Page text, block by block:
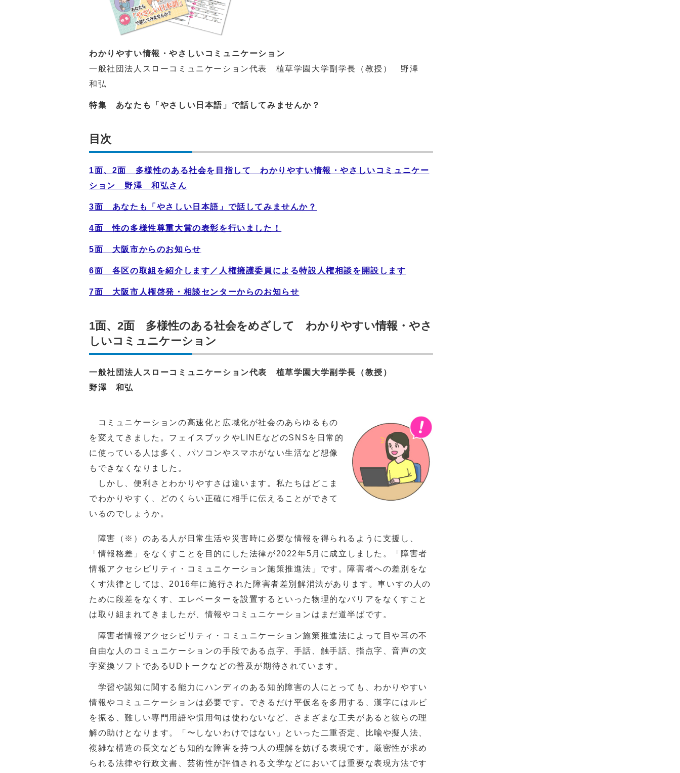
わかりやすい情報・やさしいコミュニケーション
一般社団法人スローコミュニケーション代表 植草学園大学副学長（教授） 野澤
和弘
特集 あなたも「やさしい日本語」で話してみませんか？
目次
1面、2面 多様性のある社会を目指して わかりやすい情報・やさしいコミュニケー
ション 野澤 和弘さん
3面 あなたも「やさしい日本語」で話してみませんか？
4面 性の多様性尊重大賞の表彰を行いました！
5面 大阪市からのお知らせ
6面 各区の取組を紹介します／人権擁護委員による特設人権相談を開設します
7面 大阪市人権啓発・相談センターからのお知らせ
1面、2面 多様性のある社会をめざして わかりやすい情報・やさ
しいコミュニケーション
一般社団法人スローコミュニケーション代表 植草学園大学副学長（教授）
野澤 和弘
コミュニケーションの高速化と広域化が社会のあらゆるもの
を変えてきました。フェイスブックやLINEなどのSNSを日常的
に使っている人は多く、パソコンやスマホがない生活など想像
もできなくなりました。
しかし、便利さとわかりやすさは違います。私たちはどこま
でわかりやすく、どのくらい正確に相手に伝えることができて
いるのでしょうか。
障害（※）のある人が日常生活や災害時に必要な情報を得られるように支援し、
「情報格差」をなくすことを目的にした法律が2022年5月に成立しました。「障害者
情報アクセシビリティ・コミュニケーション施策推進法」です。障害者への差別をな
くす法律としては、2016年に施行された障害者差別解消法があります。車いすの人の
ために段差をなくす、エレベーターを設置するといった物理的なバリアをなくすこと
は取り組まれてきましたが、情報やコミュニケーションはまだ道半ばです。
障害者情報アクセシビリティ・コミュニケーション施策推進法によって目や耳の不
自由な人のコミュニケーションの手段である点字、手話、触手話、指点字、音声の文
字変換ソフトであるUDトークなどの普及が期待されています。
学習や認知に関する能力にハンディのある知的障害の人にとっても、わかりやすい
情報やコミュニケーションは必要です。できるだけ平仮名を多用する、漢字にはルビ
を振る、難しい専門用語や慣用句は使わないなど、さまざまな工夫があると彼らの理
解の助けとなります。「〜しないわけではない」といった二重否定、比喩や擬人法、
複雑な構造の長文なども知的な障害を持つ人の理解を妨げる表現です。厳密性が求め
られる法律や行政文書、芸術性が評価される文学などにおいては重要な表現方法です